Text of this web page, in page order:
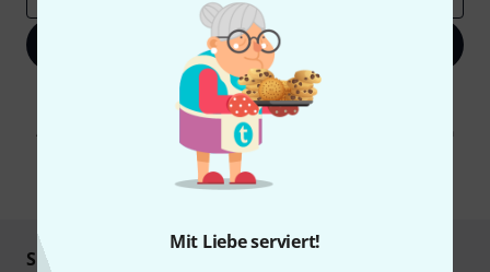
Mit Liebe serviert!
Jetzt anmelden
Mit Klick auf „Jetzt anmelden“ stimmen Sie dem Erhalt von E-Mail-
Werbung und einer Messung des E-Mail-Nutzungsverhaltens zu. Die
Abmeldung ist jederzeit möglich. Weitere Informationen finden Sie in
unserenDatenschutzhinweisen
* Pflichtfeld
Sicher einkaufen & bezahlen